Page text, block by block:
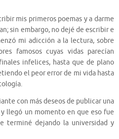
mis primeros poemas y a darme
sin embargo, no dejé de escribir e
mi adicción a la lectura, sobre
famosos cuyas vidas parecían
infelices, hasta que de plano
el peor error de mi vida hasta
con más deseos de publicar una
llegó un momento en que eso fue
terminé dejando la universidad y